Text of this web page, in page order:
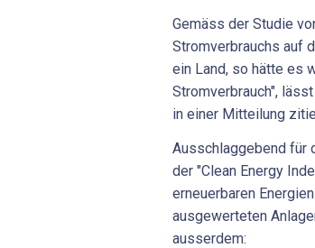
Gemäss der Studie
Stromverbrauchs auf
ein Land, so hätte es
Stromverbrauch",
in einer Mitteilung
Ausschlaggebend für
der "Clean Energy
erneuerbaren
ausgewerteten
ausserdem: